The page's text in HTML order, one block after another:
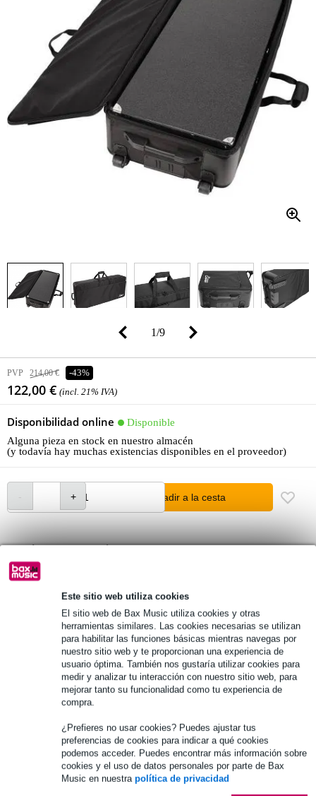
Este sitio web utiliza cookies
El sitio web de Bax Music utiliza cookies y otras
herramientas similares. Las cookies necesarias se utilizan
para habilitar las funciones básicas mientras navegas por
nuestro sitio web y te proporcionan una experiencia de
usuario óptima. También nos gustaría utilizar cookies para
medir y analizar tu interacción con nuestro sitio web, para
mejorar tanto su funcionalidad como tu experiencia de
compra.
¿Prefieres no usar cookies? Puedes ajustar tus
preferencias de cookies para indicar a qué cookies
podemos acceder. Puedes encontrar más información sobre
cookies y el uso de datos personales por parte de Bax
Music en nuestra política de privacidad
1/9
PVP 214,00 € -43%
122,00 € (incl. 21% IVA)
Disponibilidad online
Disponible
Alguna pieza en stock en nuestro almacén
(y todavía hay muchas existencias disponibles en el proveedor)
añadir a la cesta
Pídelo ahora = miércoles en casa
Más de 48.000 artículos en stock
1.250 marcas líderes
Información del producto
SPT-77-BK
gig-bag para Crumar Seven
utilizable como bolsa de transporte y trolley
Especificaciones completas
Accesorios (25)